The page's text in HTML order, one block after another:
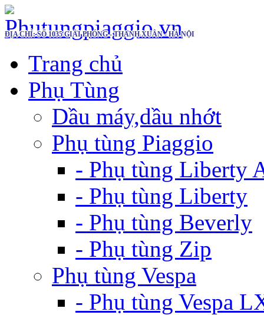
ĐỊA CHỈ: SỐ 1035 GIẢI PHÓNG - THANH XUÂN - HÀ NỘI
Trang chủ
Phụ Tùng
Dầu máy,dầu nhớt
Phụ tùng Piaggio
- Phụ tùng Liberty
- Phụ tùng Liberty
- Phụ tùng Beverly
- Phụ tùng Zip
Phụ tùng Vespa
- Phụ tùng Vespa